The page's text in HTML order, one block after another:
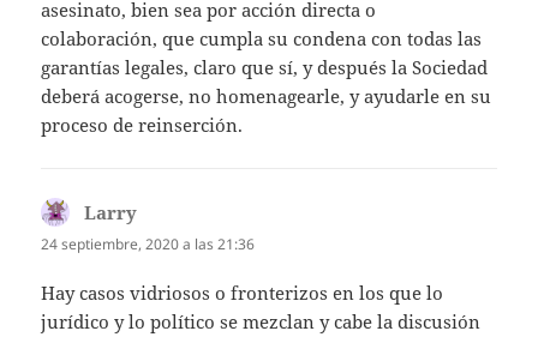
asesinato, bien sea por acción directa o
colaboración, que cumpla su condena con todas las
garantías legales, claro que sí, y después la Sociedad
deberá acogerse, no homenagearle, y ayudarle en su
proceso de reinserción.
Larry
24 septiembre, 2020 a las 21:36
Hay casos vidriosos o fronterizos en los que lo
jurídico y lo político se mezclan y cabe la discusión